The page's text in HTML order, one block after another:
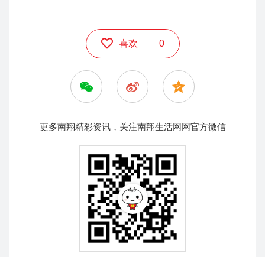
喜欢 0
更多南翔精彩资讯，关注南翔生活网网官方微信